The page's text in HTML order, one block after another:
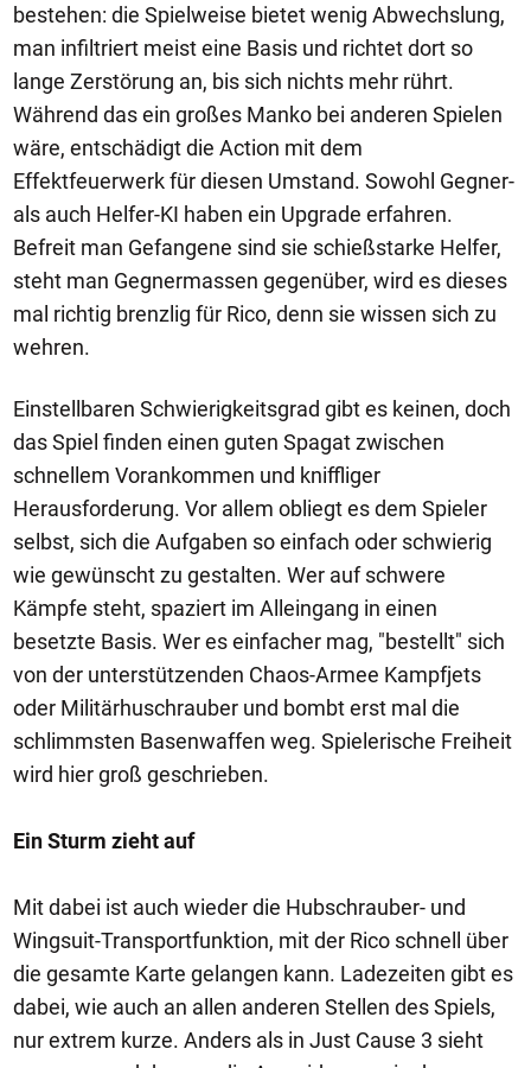
bestehen: die Spielweise bietet wenig Abwechslung,
man infiltriert meist eine Basis und richtet dort so
lange Zerstörung an, bis sich nichts mehr rührt.
Während das ein großes Manko bei anderen Spielen
wäre, entschädigt die Action mit dem
Effektfeuerwerk für diesen Umstand. Sowohl Gegner-
als auch Helfer-KI haben ein Upgrade erfahren.
Befreit man Gefangene sind sie schießstarke Helfer,
steht man Gegnermassen gegenüber, wird es dieses
mal richtig brenzlig für Rico, denn sie wissen sich zu
wehren.
Einstellbaren Schwierigkeitsgrad gibt es keinen, doch
das Spiel finden einen guten Spagat zwischen
schnellem Vorankommen und kniffliger
Herausforderung. Vor allem obliegt es dem Spieler
selbst, sich die Aufgaben so einfach oder schwierig
wie gewünscht zu gestalten. Wer auf schwere
Kämpfe steht, spaziert im Alleingang in einen
besetzte Basis. Wer es einfacher mag, "bestellt" sich
von der unterstützenden Chaos-Armee Kampfjets
oder Militärhuschrauber und bombt erst mal die
schlimmsten Basenwaffen weg. Spielerische Freiheit
wird hier groß geschrieben.
Ein Sturm zieht auf
Mit dabei ist auch wieder die Hubschrauber- und
Wingsuit-Transportfunktion, mit der Rico schnell über
die gesamte Karte gelangen kann. Ladezeiten gibt es
dabei, wie auch an allen anderen Stellen des Spiels,
nur extrem kurze. Anders als in Just Cause 3 sieht